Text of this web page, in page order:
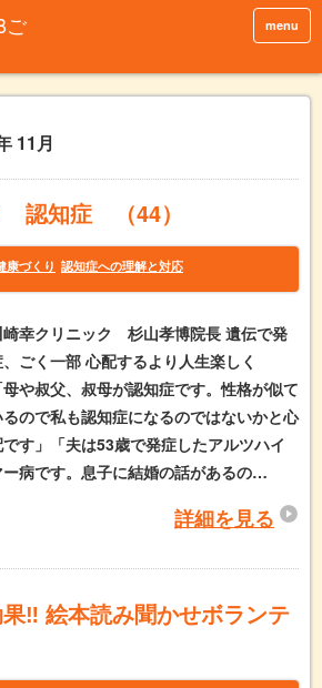
menu
11月
認知症 （44）
康づくり 認知症への理解と対応
崎幸クリニック 杉山孝博院長 遺伝で発
、ごく一部 心配するより人生楽しく
母や叔父、叔母が認知症です。性格が似て
るので私も認知症になるのではないかと心
す」「夫は53歳で発症したアルツハイ
ー病です。息子に結婚の話があるの…
詳細を見る
‼️ 絵本読み聞かせボランテ